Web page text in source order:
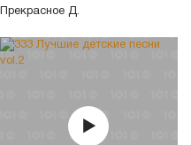
Прекрасное Д.